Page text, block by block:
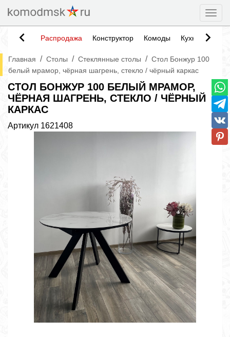
Распродажа Конструктор Комоды Кухни
Главная / Столы / Стеклянные столы / Стол Бонжур 100
белый мрамор, чёрная шагрень, стекло / чёрный каркас
СТОЛ БОНЖУР 100 БЕЛЫЙ МРАМОР,
ЧЁРНАЯ ШАГРЕНЬ, СТЕКЛО / ЧЁРНЫЙ
КАРКАС
Артикул 1621408